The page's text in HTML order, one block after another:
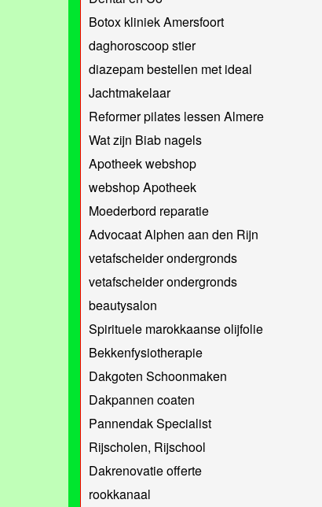
Botox kliniek Amersfoort
daghoroscoop stier
diazepam bestellen met ideal
Jachtmakelaar
Reformer pilates lessen Almere
Wat zijn Biab nagels
Apotheek webshop
webshop Apotheek
Moederbord reparatie
Advocaat Alphen aan den Rijn
vetafscheider ondergronds
vetafscheider ondergronds
beautysalon
Spirituele marokkaanse olijfolie
Bekkenfysiotherapie
Dakgoten Schoonmaken
Dakpannen coaten
Pannendak Specialist
Rijscholen, Rijschool
Dakrenovatie offerte
rookkanaal